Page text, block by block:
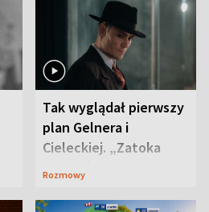
Tak wyglądał pierwszy
plan Gelnera i
Cieleckiej. „Zatoka
szpiegów” od razu ich
Rozmowy